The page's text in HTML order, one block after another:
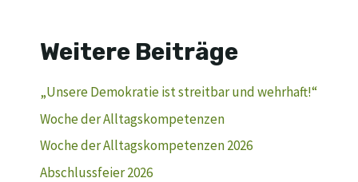
Weitere Beiträge
„Unsere Demokratie ist streitbar und wehrhaft!“
Woche der Alltagskompetenzen
Woche der Alltagskompetenzen 2026
Abschlussfeier 2026